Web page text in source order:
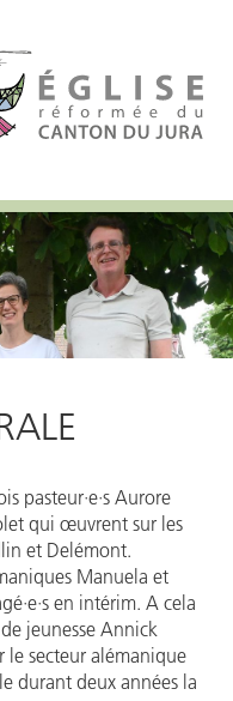
pasteur·e·s Aurore
qui œuvrent sur les
et Delémont.
Manuela et
en intérim. A cela
jeunesse Annick
secteur alémanique
durant deux années la